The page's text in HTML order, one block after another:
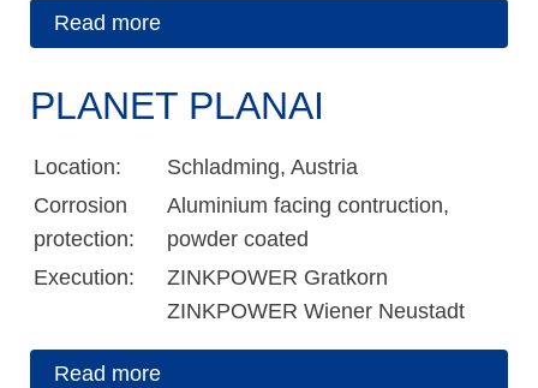
Read more
PLANET PLANAI
Location:
Schladming, Austria
Corrosion
protection:
Aluminium facing contruction,
powder coated
Execution:
ZINKPOWER Gratkorn
ZINKPOWER Wiener Neustadt
Read more